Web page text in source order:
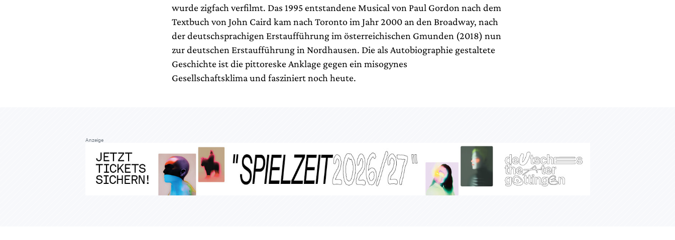
wurde zigfach verfilmt. Das 1995 entstandene Musical von Paul Gordon nach dem
Textbuch von John Caird kam nach Toronto im Jahr 2000 an den Broadway, nach
der deutschsprachigen Erstaufführung im österreichischen Gmunden (2018) nun
zur deutschen Erstaufführung in Nordhausen. Die als Autobiographie gestaltete
Geschichte ist die pittoreske Anklage gegen ein misogynes
Gesellschaftsklima und fasziniert noch heute.
Anzeige